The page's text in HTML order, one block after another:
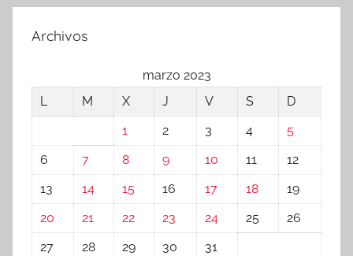
Archivos
marzo 2023
L
M X J V S
D
1
2 3 4
5
6
7 8 9 10 11
12
13
14 15 16 17 18
19
20
21 22 23 24 25
26
27
28 29 30 31